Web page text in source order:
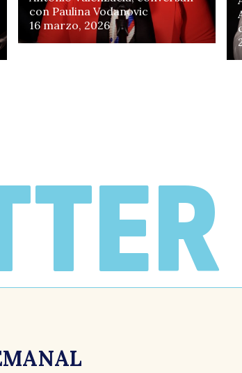
en
con Paulina Vodanovic
16 marzo, 2026